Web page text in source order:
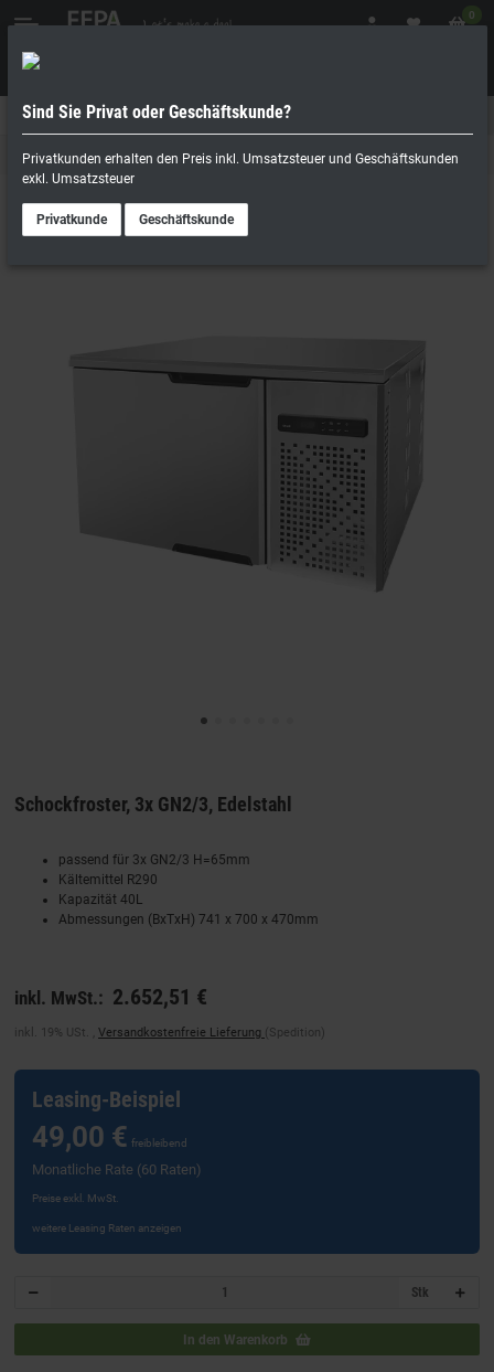
0
Geschäftskunde
Schockfroster
Schockfroster, 3x GN2/3, Edelstahl
passend für 3x GN2/3 H=65mm
Kältemittel R290
Kapazität 40L
Abmessungen (BxTxH) 741 x 700 x 470mm
inkl. MwSt.: 2.652,51 €
inkl. 19% USt. , Versandkostenfreie Lieferung (Spedition)
Leasing-Beispiel
49,00 € freibleibend
Monatliche Rate (60 Raten)
Preise exkl. MwSt.
weitere Leasing Raten anzeigen
Stk
In den Warenkorb
Sind Sie Privat oder Geschäftskunde?
Privatkunden erhalten den Preis inkl. Umsatzsteuer und Geschäftskunden
exkl. Umsatzsteuer
Privatkunde Geschäftskunde